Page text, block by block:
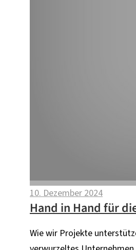
10. Dezember 2024
Hand in Hand für
Wie wir Projekte